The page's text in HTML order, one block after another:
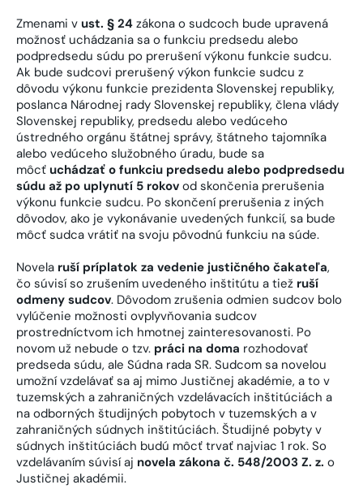
Zmenami v ust. § 24 zákona o sudcoch bude upravená
možnosť uchádzania sa o funkciu predsedu alebo
podpredsedu súdu po prerušení výkonu funkcie sudcu.
Ak bude sudcovi prerušený výkon funkcie sudcu z
dôvodu výkonu funkcie prezidenta Slovenskej republiky,
poslanca Národnej rady Slovenskej republiky, člena vlády
Slovenskej republiky, predsedu alebo vedúceho
ústredného orgánu štátnej správy, štátneho tajomníka
alebo vedúceho služobného úradu, bude sa
môcť uchádzať o funkciu predsedu alebo podpredsedu
súdu až po uplynutí 5 rokov od skončenia prerušenia
výkonu funkcie sudcu. Po skončení prerušenia z iných
dôvodov, ako je vykonávanie uvedených funkcií, sa bude
môcť sudca vrátiť na svoju pôvodnú funkciu na súde.
Novela ruší príplatok za vedenie justičného čakateľa,
čo súvisí so zrušením uvedeného inštitútu a tiež ruší
odmeny sudcov. Dôvodom zrušenia odmien sudcov bolo
vylúčenie možnosti ovplyvňovania sudcov
prostredníctvom ich hmotnej zainteresovanosti. Po
novom už nebude o tzv. práci na doma rozhodovať
predseda súdu, ale Súdna rada SR. Sudcom sa novelou
umožní vzdelávať sa aj mimo Justičnej akadémie, a to v
tuzemských a zahraničných vzdelávacích inštitúciách a
na odborných študijných pobytoch v tuzemských a v
zahraničných súdnych inštitúciách. Študijné pobyty v
súdnych inštitúciách budú môcť trvať najviac 1 rok. So
vzdelávaním súvisí aj novela zákona č. 548/2003 Z. z. o
Justičnej akadémii.